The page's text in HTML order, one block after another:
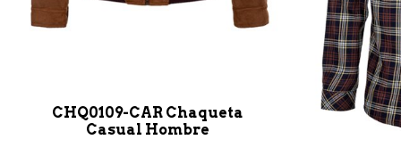
CHQ0109-CAR Chaqueta
Casual Hombre